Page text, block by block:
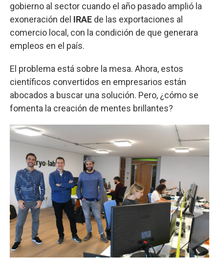
gobierno al sector cuando el año pasado amplió la
exoneración del IRAE de las exportaciones al
comercio local, con la condición de que generara
empleos en el país.
El problema está sobre la mesa. Ahora, estos
científicos convertidos en empresarios están
abocados a buscar una solución. Pero, ¿cómo se
fomenta la creación de mentes brillantes?